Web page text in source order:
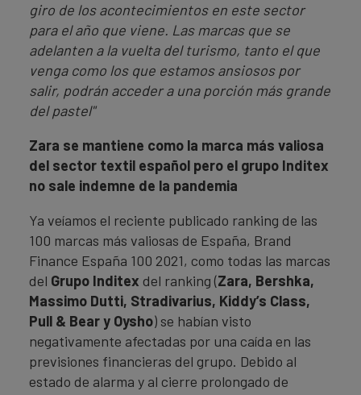
giro de los acontecimientos en este sector
para el año que viene. Las marcas que se
adelanten a la vuelta del turismo, tanto el que
venga como los que estamos ansiosos por
salir, podrán acceder a una porción más grande
del pastel"
Zara se mantiene como la marca más valiosa
del sector textil español pero el grupo Inditex
no sale indemne de la pandemia
Ya veíamos el reciente publicado ranking de las
100 marcas más valiosas de España, Brand
Finance España 100 2021, como todas las marcas
del Grupo Inditex del ranking (Zara, Bershka,
Massimo Dutti, Stradivarius, Kiddy’s Class,
Pull & Bear y Oysho) se habían visto
negativamente afectadas por una caída en las
previsiones financieras del grupo. Debido al
estado de alarma y al cierre prolongado de